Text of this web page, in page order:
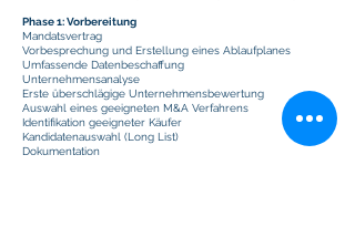
Phase 1: Vorbereitung
Mandatsvertrag
Vorbesprechung und Erstellung eines Ablaufplanes
Umfassende Datenbeschaffung
Unternehmensanalyse
Erste überschlägige Unternehmensbewertung
Auswahl eines geeigneten M&A Verfahrens
Identifikation geeigneter Käufer
Kandidatenauswahl (Long List)
Dokumentation